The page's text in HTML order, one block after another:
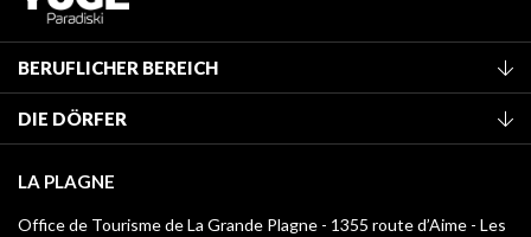
BERUFLICHER BEREICH
Mitglied des Fremdenverkehrsamtes werden
Klassifizierung von Möbeln
Kurtaxe
Mediathek
DIE DÖRFER
Champagny-en-Vanoise
Montchavin - Les Coches
LA PLAGNE
Office de Tourisme de La Grande Plagne - 1355 route d’Aime - Les